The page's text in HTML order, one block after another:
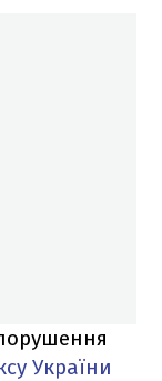
України